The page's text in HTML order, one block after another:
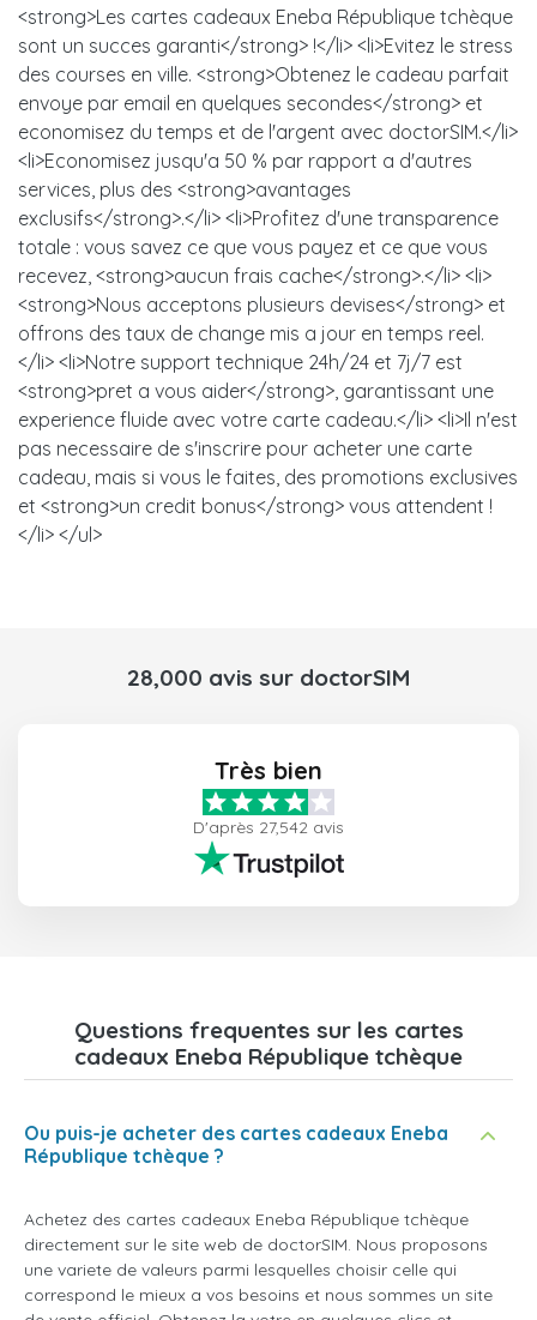
<strong>Les cartes cadeaux Eneba République tchèque
sont un succes garanti</strong> !</li> <li>Evitez le stress
des courses en ville. <strong>Obtenez le cadeau parfait
envoye par email en quelques secondes</strong> et
economisez du temps et de l'argent avec doctorSIM.</li>
<li>Economisez jusqu'a 50 % par rapport a d'autres
services, plus des <strong>avantages
exclusifs</strong>.</li> <li>Profitez d'une transparence
totale : vous savez ce que vous payez et ce que vous
recevez, <strong>aucun frais cache</strong>.</li> <li>
<strong>Nous acceptons plusieurs devises</strong> et
offrons des taux de change mis a jour en temps reel.
</li> <li>Notre support technique 24h/24 et 7j/7 est
<strong>pret a vous aider</strong>, garantissant une
experience fluide avec votre carte cadeau.</li> <li>Il n'est
pas necessaire de s'inscrire pour acheter une carte
cadeau, mais si vous le faites, des promotions exclusives
et <strong>un credit bonus</strong> vous attendent !
</li> </ul>
28,000 avis sur doctorSIM
Très bien
D'après 27,542 avis
Questions frequentes sur les cartes
cadeaux Eneba République tchèque
Ou puis-je acheter des cartes cadeaux Eneba
République tchèque ?
Achetez des cartes cadeaux Eneba République tchèque
directement sur le site web de doctorSIM. Nous proposons
une variete de valeurs parmi lesquelles choisir celle qui
correspond le mieux a vos besoins et nous sommes un site